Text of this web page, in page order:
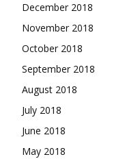
December 2018
November 2018
October 2018
September 2018
August 2018
July 2018
June 2018
May 2018